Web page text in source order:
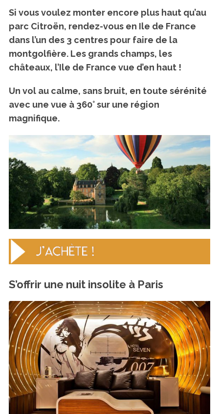
Si vous voulez monter encore plus haut qu’au
parc Citroën, rendez-vous en Ile de France
dans l’un des 3 centres pour faire de la
montgolfière. Les grands champs, les
châteaux, l’Ile de France vue d’en haut !
Un vol au calme, sans bruit, en toute sérénité
avec une vue à 360° sur une région
magnifique.
S’offrir une nuit insolite à Paris